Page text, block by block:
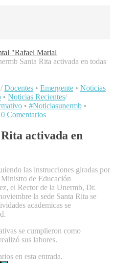
"Rafael Marial
Santa Rita activada en todas
/ Docentes • Emergente • Noticias
• Noticias Recientes/
• #Noticiasunermb •
0 Comentarios
activada en
las instrucciones giradas por
de Educación
el Rector de la Unermb, Dr.
la sede Santa Rita se
academicas se
se cumplieron como
sus labores.
en esta entrada.